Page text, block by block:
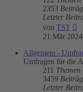
2353
Letzter
von TST
21 Mär
Allgemein -
Umfragen für die
211 Themen
3459
Letzter